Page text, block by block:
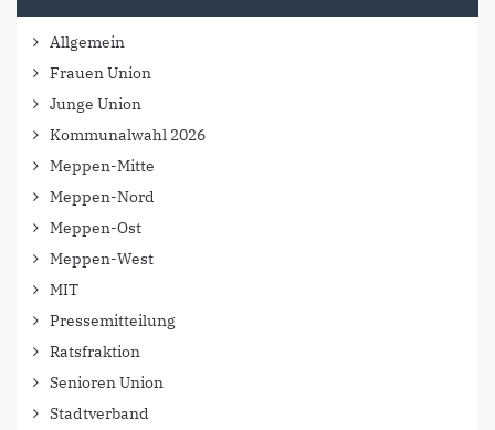
Allgemein
Frauen Union
Junge Union
Kommunalwahl 2026
Meppen-Mitte
Meppen-Nord
Meppen-Ost
Meppen-West
MIT
Pressemitteilung
Ratsfraktion
Senioren Union
Stadtverband